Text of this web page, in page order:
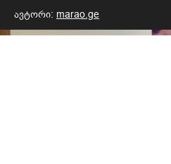
ავტორი: marao.ge